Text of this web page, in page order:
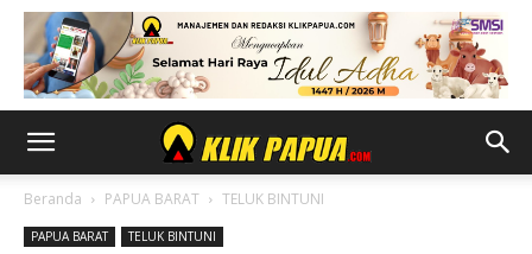
Beranda PAPUA BARAT TELUK BINTUNI
PAPUA BARAT TELUK BINTUNI